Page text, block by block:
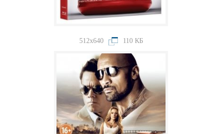
512x640 110 КБ